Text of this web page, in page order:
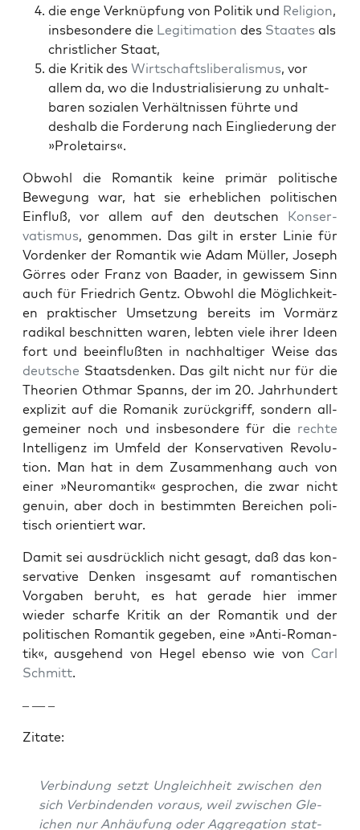
die enge Verknüp­fung von Poli­tik und Reli­gion,
ins­beson­dere die Legit­i­ma­tion des Staates als
christlich­er Staat,
die Kri­tik des Wirtschaft­slib­er­al­is­mus, vor
allem da, wo die Indus­tri­al­isierung zu unhalt­
baren sozialen Ver­hält­nis­sen führte und
deshalb die Forderung nach Eingliederung der
»Pro­le­tairs«.
Obwohl die Roman­tik keine primär poli­tis­che
Bewe­gung war, hat sie erhe­blichen poli­tis­chen
Ein­fluß, vor allem auf den deutschen Kon­ser­
vatismus, genom­men. Das gilt in erster Lin­ie für
Vor­denker der Roman­tik wie Adam Müller, Joseph
Gör­res oder Franz von Baad­er, in gewis­sem Sinn
auch für Friedrich Gentz. Obwohl die Möglichkeit­
en prak­tis­ch­er Umset­zung bere­its im Vor­märz
radikal beschnit­ten waren, lebten viele ihrer Ideen
fort und bee­in­flußten in nach­haltiger Weise das
deutsche Staats­denken. Das gilt nicht nur für die
The­o­rien Oth­mar Spanns, der im 20. Jahrhun­dert
expliz­it auf die Romanik zurück­griff, son­dern all­
ge­mein­er noch und ins­beson­dere für die rechte
Intel­li­genz im Umfeld der Kon­ser­v­a­tiv­en Rev­o­lu­
tion. Man hat in dem Zusam­men­hang auch von
ein­er »Neu­ro­man­tik« gesprochen, die zwar nicht
gen­uin, aber doch in bes­timmten Bere­ichen poli­
tisch ori­en­tiert war.
Damit sei aus­drück­lich nicht gesagt, daß das kon­
ser­v­a­tive Denken ins­ge­samt auf roman­tis­chen
Vor­gaben beruht, es hat ger­ade hier immer
wieder scharfe Kri­tik an der Roman­tik und der
poli­tis­chen Roman­tik gegeben, eine »Anti-Roman­
tik«, aus­ge­hend von Hegel eben­so wie von Carl
Schmitt.
– — –
Zitate:
Verbindung set­zt Ungle­ich­heit zwis­chen den
sich Verbinden­den voraus, weil zwis­chen Gle­
ichen nur Anhäu­fung oder Aggre­ga­tion stat­